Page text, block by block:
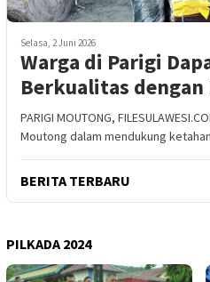
Selasa, 2 Juni 2026
Warga di Parigi
Berkualitas dengan
PARIGI MOUTONG,
Moutong dalam mendukung
BERITA TERBARU
PILKADA 2024